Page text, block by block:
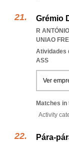
Grémio
R
UNIAO
Atividades
ASS
Ver
Matches
Activity
Pára-